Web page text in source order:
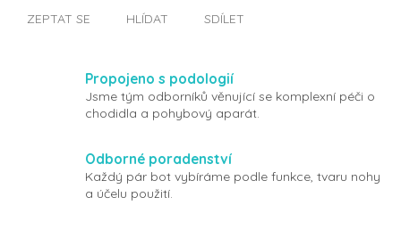
ZEPTAT SE HLÍDAT SDÍLET
Propojeno s podologií
Jsme tým odborníků věnující se komplexní péči o
chodidla a pohybový aparát.
Odborné poradenství
Každý pár bot vybíráme podle funkce, tvaru nohy
a účelu použití.